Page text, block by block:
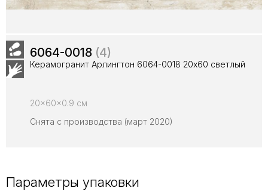
6064-0018 (4)
Керамогранит Арлингтон 6064-0018 20х60 светлый
20x60x0.9 см
Снята с производства (март 2020)
Параметры упаковки